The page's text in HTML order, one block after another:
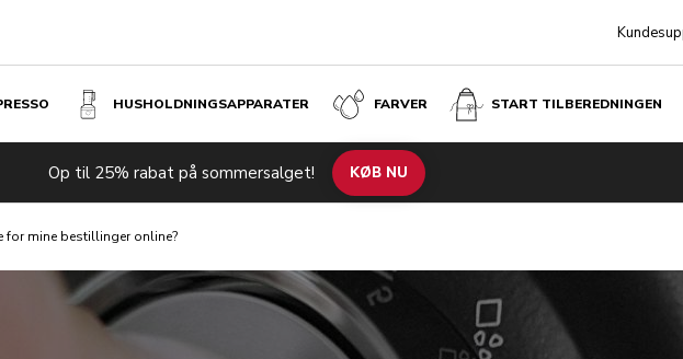
HUSHOLDNINGS­APPARATER FARVER START TILBEREDNINGEN
Op til 25% rabat på sommersalget! KØB NU
for mine bestillinger online?